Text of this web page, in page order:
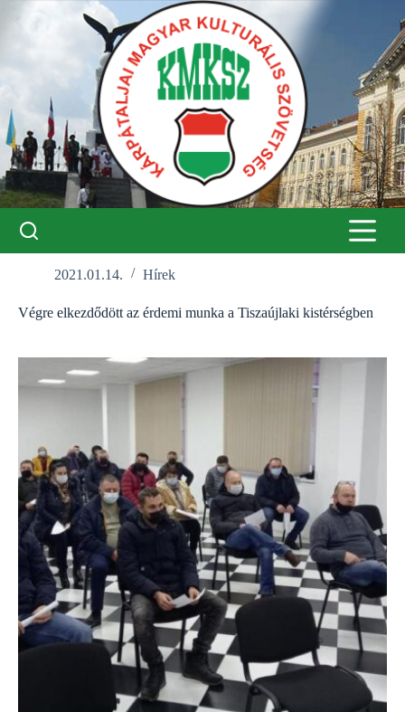
2021.01.14. Hírek
Végre elkezdődött az érdemi munka a Tiszaújlaki kistérségben